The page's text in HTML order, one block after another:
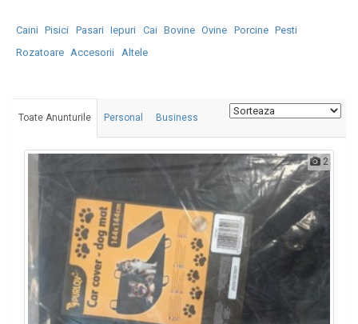
Caini Pisici Pasari Iepuri Cai Bovine Ovine Porcine Pesti
Rozatoare Accesorii Altele
Toate Anunturile Personal Business
2